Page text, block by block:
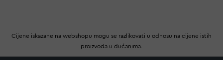
Cijene iskazane na webshopu mogu se razlikovati u odnosu na cijene istih
proizvoda u dućanima.